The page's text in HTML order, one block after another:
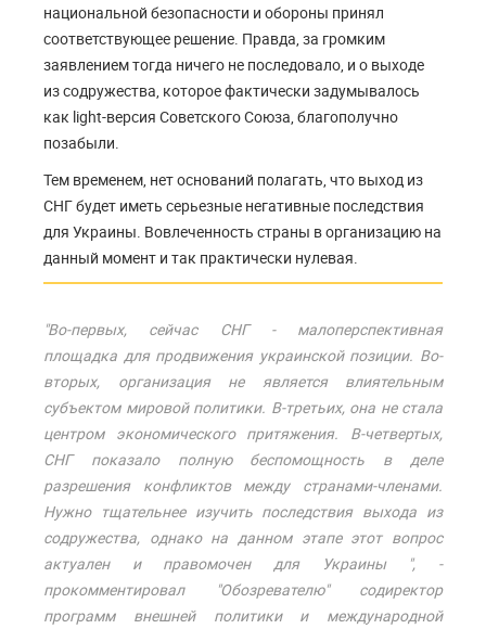
национальной безопасности и обороны принял
соответствующее решение. Правда, за громким
заявлением тогда ничего не последовало, и о выходе
из содружества, которое фактически задумывалось
как light-версия Советского Союза, благополучно
позабыли.
Тем временем, нет оснований полагать, что выход из
СНГ будет иметь серьезные негативные последствия
для Украины. Вовлеченность страны в организацию на
данный момент и так практически нулевая.
"Во-первых, сейчас СНГ - малоперспективная
площадка для продвижения украинской позиции. Во-
вторых, организация не является влиятельным
субъектом мировой политики. В-третьих, она не стала
центром экономического притяжения. В-четвертых,
СНГ показало полную беспомощность в деле
разрешения конфликтов между странами-членами.
Нужно тщательнее изучить последствия выхода из
содружества, однако на данном этапе этот вопрос
актуален и правомочен для Украины ", -
прокомментировал "Обозревателю" содиректор
программ внешней политики и международной